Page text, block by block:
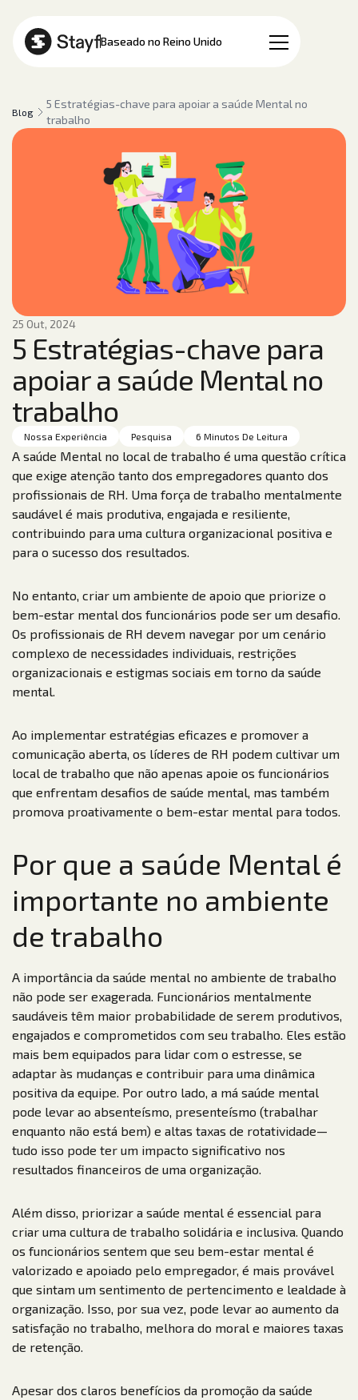
Baseado no Reino Unido
Blog
5 Estratégias-chave para apoiar a saúde Mental no
trabalho
25 Out, 2024
5 Estratégias-chave para
apoiar a saúde Mental no
trabalho
Nossa Experiência Pesquisa 6 Minutos De Leitura
A saúde Mental no local de trabalho é uma questão crítica
que exige atenção tanto dos empregadores quanto dos
profissionais de RH. Uma força de trabalho mentalmente
saudável é mais produtiva, engajada e resiliente,
contribuindo para uma cultura organizacional positiva e
para o sucesso dos resultados.
No entanto, criar um ambiente de apoio que priorize o
bem-estar mental dos funcionários pode ser um desafio.
Os profissionais de RH devem navegar por um cenário
complexo de necessidades individuais, restrições
organizacionais e estigmas sociais em torno da saúde
mental.
Ao implementar estratégias eficazes e promover a
comunicação aberta, os líderes de RH podem cultivar um
local de trabalho que não apenas apoie os funcionários
que enfrentam desafios de saúde mental, mas também
promova proativamente o bem-estar mental para todos.
Por que a saúde Mental é
importante no ambiente
de trabalho
A importância da saúde mental no ambiente de trabalho
não pode ser exagerada. Funcionários mentalmente
saudáveis têm maior probabilidade de serem produtivos,
engajados e comprometidos com seu trabalho. Eles estão
mais bem equipados para lidar com o estresse, se
adaptar às mudanças e contribuir para uma dinâmica
positiva da equipe. Por outro lado, a má saúde mental
pode levar ao absenteísmo, presenteísmo (trabalhar
enquanto não está bem) e altas taxas de rotatividade—
tudo isso pode ter um impacto significativo nos
resultados financeiros de uma organização.
Além disso, priorizar a saúde mental é essencial para
criar uma cultura de trabalho solidária e inclusiva. Quando
os funcionários sentem que seu bem-estar mental é
valorizado e apoiado pelo empregador, é mais provável
que sintam um sentimento de pertencimento e lealdade à
organização. Isso, por sua vez, pode levar ao aumento da
satisfação no trabalho, melhora do moral e maiores taxas
de retenção.
Apesar dos claros benefícios da promoção da saúde